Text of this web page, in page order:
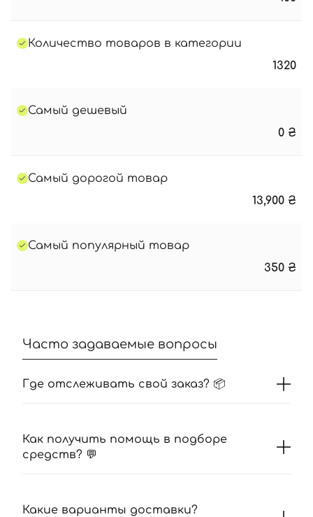
Количество товаров в категории
1320
Самый дешевый
0 ₴
Самый дорогой товар
13,900 ₴
Самый популярный товар
350 ₴
Часто задаваемые вопросы
Где отслеживать свой заказ? 📦
Как получить помощь в подборе
средств? 💬
Какие варианты доставки?